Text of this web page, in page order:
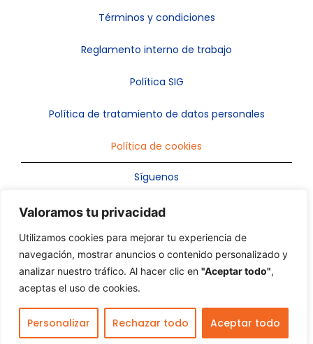
Valoramos tu privacidad
Utilizamos cookies para mejorar tu experiencia de
navegación, mostrar anuncios o contenido personalizado y
analizar nuestro tráfico. Al hacer clic en "Aceptar todo",
aceptas el uso de cookies.
Personalizar Rechazar todo Aceptar todo
Términos y condiciones
Reglamento interno de trabajo
Política SIG
Política de tratamiento de datos personales
Política de cookies
Síguenos
Optimun S.A.S. – Comprometidos con tu
experiencia.
Copyright © 2025. Grupo EOM. All rights reserved.